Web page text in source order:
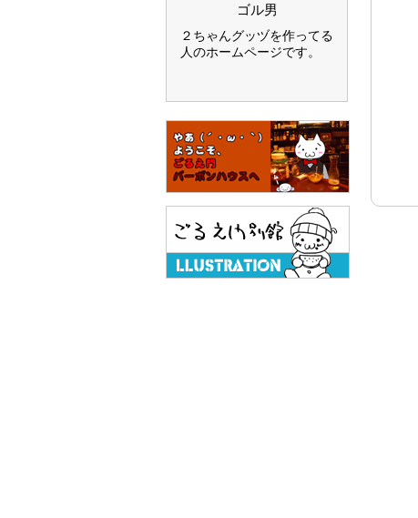
ゴル男
２ちゃんグッヅを作ってる
人のホームページです。